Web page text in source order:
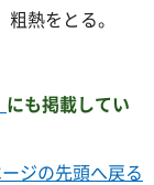
熱をとる。
にも掲載してい
ジの先頭へ戻る